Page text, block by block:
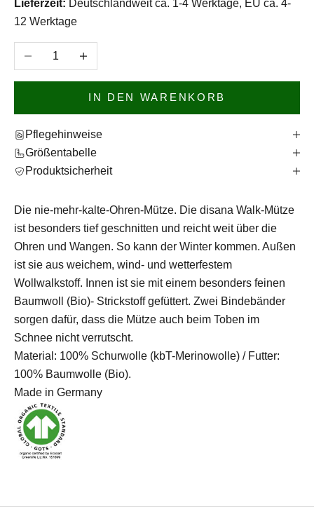
Lieferzeit: Deutschlandweit ca. 1-4 Werktage, EU ca. 4-
12 Werktage
Anzahl verringernAnzahl erhöhen
IN DEN WARENKORB
Pflegehinweise
Größentabelle
Produktsicherheit
Die nie-mehr-kalte-Ohren-Mütze. Die disana Walk-Mütze
ist besonders tief geschnitten und reicht weit über die
Ohren und Wangen. So kann der Winter kommen. Außen
ist sie aus weichem, wind- und wetterfestem
Wollwalkstoff. Innen ist sie mit einem besonders feinen
Baumwoll (Bio)- Strickstoff gefüttert. Zwei Bindebänder
sorgen dafür, dass die Mütze auch beim Toben im
Schnee nicht verrutscht.
Material: 100% Schurwolle (kbT-Merinowolle) / Futter:
100% Baumwolle (Bio).
Made in Germany